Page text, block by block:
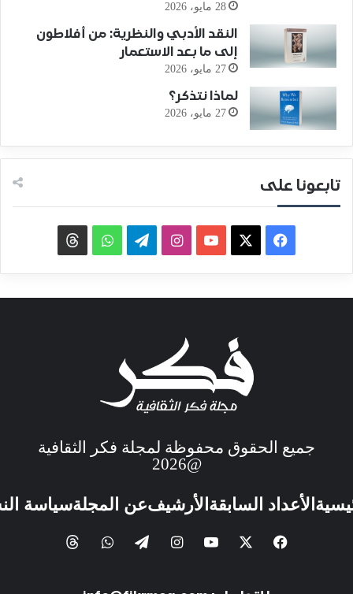
28 مايو، 2026
النقد الأدبي والنظرية: من أفلاطون
إلى ما بعد الاستعمار
27 مايو، 2026
لماذا نتذكر؟
27 مايو، 2026
تابعونا على
جميع الحقوق محفوظة لمجلة فكر الثقافية
@2026
الأعداد السابقة الأرشيفعن المجلةسياسة